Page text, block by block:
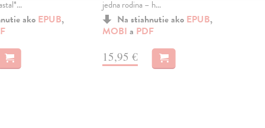
ako EPUB,
jedna rodina – h...
Na stiahnutie ako EPUB,
MOBI a PDF
15,95 €